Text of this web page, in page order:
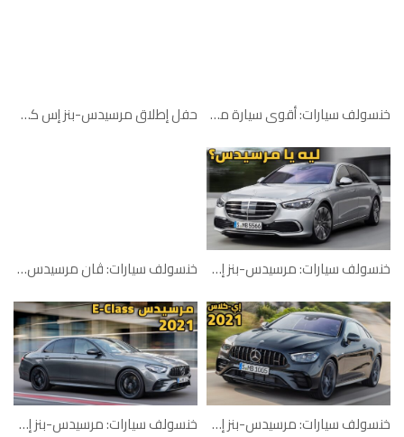
حفل إطلاق مرسيدس-بنز إس كلاس 2018 في أبوظبي خنسولف سيارات: أقوى سيارة مرسيدس إيه أم جي
خنسولف سيارات: ڤان مرسيدس-بنز الكهربائي خنسولف سيارات: مرسيدس-بنز إس كلاس 2021
خنسولف سيارات: مرسيدس-بنز إي كلاس 2021 خنسولف سيارات: مرسيدس-بنز إي-كلاس كشف وكوبيه 2021